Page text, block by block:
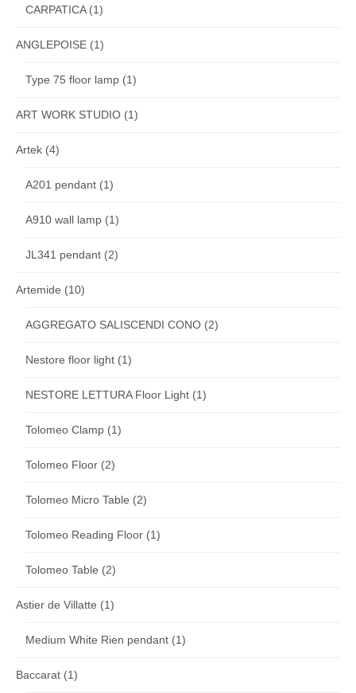
CARPATICA(1)
ANGLEPOISE (1)
Type 75 floor lamp (1)
ART WORK STUDIO (1)
Artek (4)
A201 pendant (1)
A910 wall lamp (1)
JL341 pendant (2)
Artemide (10)
AGGREGATO SALISCENDI CONO (2)
Nestore floor light (1)
NESTORE LETTURA Floor Light (1)
Tolomeo Clamp (1)
Tolomeo Floor (2)
Tolomeo Micro Table (2)
Tolomeo Reading Floor (1)
Tolomeo Table (2)
Astier de Villatte (1)
Medium White Rien pendant (1)
Baccarat (1)